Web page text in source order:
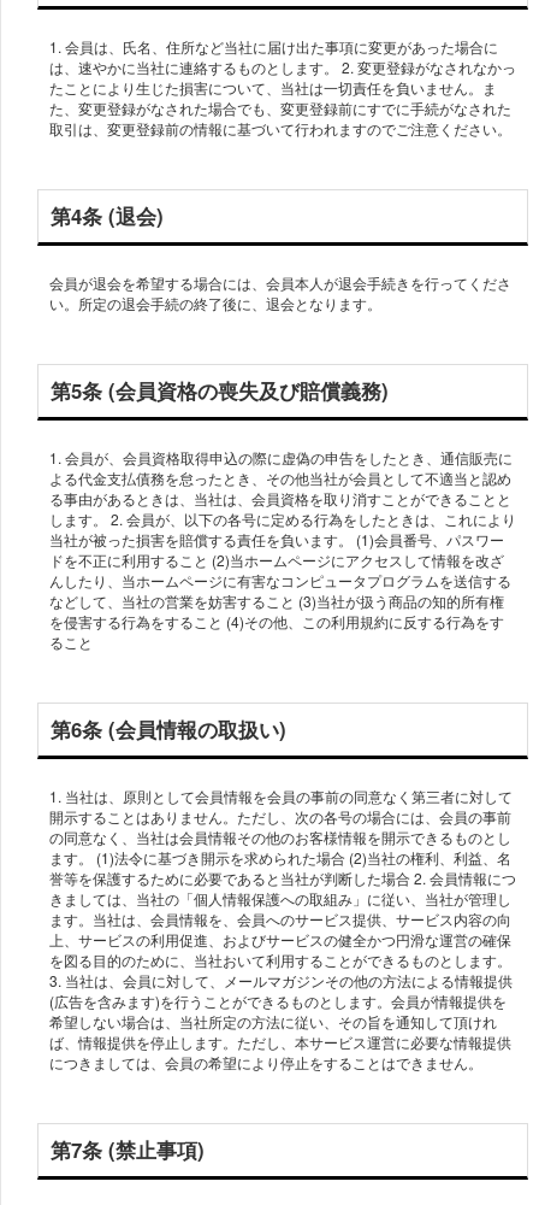
1. 会員は、氏名、住所など当社に届け出た事項に変更があった場合に
は、速やかに当社に連絡するものとします。 2. 変更登録がなされなかっ
たことにより生じた損害について、当社は一切責任を負いません。ま
た、変更登録がなされた場合でも、変更登録前にすでに手続がなされた
第4条 (退会)
会員が退会を希望する場合には、会員本人が退会手続きを行ってくださ
第5条 (会員資格の喪失及び賠償義務)
1. 会員が、会員資格取得申込の際に虚偽の申告をしたとき、通信販売に
よる代金支払債務を怠ったとき、その他当社が会員として不適当と認め
る事由があるときは、当社は、会員資格を取り消すことができることと
します。 2. 会員が、以下の各号に定める行為をしたときは、これにより
当社が被った損害を賠償する責任を負います。 (1)会員番号、パスワー
ドを不正に利用すること (2)当ホームページにアクセスして情報を改ざ
んしたり、当ホームページに有害なコンピュータプログラムを送信する
などして、当社の営業を妨害すること (3)当社が扱う商品の知的所有権
を侵害する行為をすること (4)その他、この利用規約に反する行為をす
第6条 (会員情報の取扱い)
1. 当社は、原則として会員情報を会員の事前の同意なく第三者に対して
開示することはありません。ただし、次の各号の場合には、会員の事前
の同意なく、当社は会員情報その他のお客様情報を開示できるものとし
ます。 (1)法令に基づき開示を求められた場合 (2)当社の権利、利益、名
誉等を保護するために必要であると当社が判断した場合 2. 会員情報につ
きましては、当社の「個人情報保護への取組み」に従い、当社が管理し
ます。当社は、会員情報を、会員へのサービス提供、サービス内容の向
上、サービスの利用促進、およびサービスの健全かつ円滑な運営の確保
を図る目的のために、当社おいて利用することができるものとします。
3. 当社は、会員に対して、メールマガジンその他の方法による情報提供
(広告を含みます)を行うことができるものとします。会員が情報提供を
希望しない場合は、当社所定の方法に従い、その旨を通知して頂けれ
ば、情報提供を停止します。ただし、本サービス運営に必要な情報提供
第7条 (禁止事項)